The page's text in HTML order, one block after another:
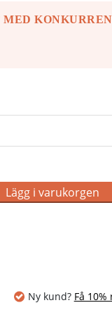
Lägg i varukorgen
Ny kund? Få